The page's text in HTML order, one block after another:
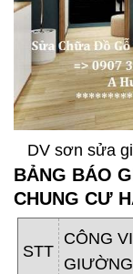
DV sơn sửa
BẢNG BÁO
CHUNG CƯ
STT
CÔNG